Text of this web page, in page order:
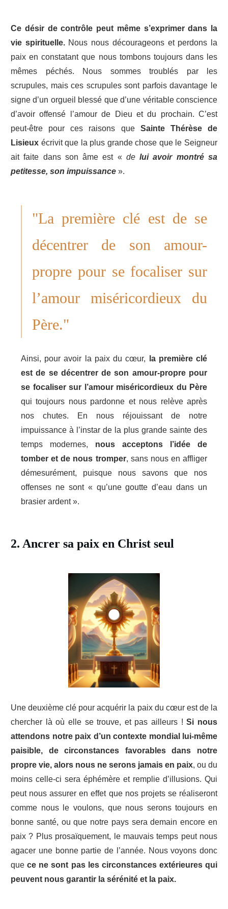
Ce désir de contrôle peut même s’exprimer dans la
vie spirituelle.Nous nous décourageons et perdons la
paix en constatant que nous tombons toujours dans les
mêmes péchés. Nous sommes troublés par les
scrupules, mais ces scrupules sont parfois davantage le
signe d’un orgueil blessé que d’une véritable conscience
d’avoir offensé l’amour de Dieu et du prochain. C’est
peut-être pour ces raisons que Sainte Thérèse de
Lisieux écrivit que la plus grande chose que le Seigneur
ait faite dans son âme est « delui avoir montré sa
petitesse, son impuissance ».
"La première clé est de se
décentrer de son amour-
propre pour se focaliser sur
l’amour miséricordieux du
Père."
Ainsi, pour avoir la paix du cœur,
la première clé
est de se décentrer de son amour-propre pour
se focaliser sur l’amour miséricordieux du Père
qui toujours nous pardonne et nous relève après
nos chutes. En nous réjouissant de notre
impuissance à l’instar de la plus grande sainte des
temps modernes, nous acceptons l’idée de
tomber et de nous tromper, sans nous en affliger
démesurément, puisque nous savons que nos
offenses ne sont « qu’une goutte d’eau dans un
brasier ardent ».
2. Ancrer sa paix en Christ seul
Une deuxième clé pour acquérir la paix du cœur est de la
chercher là où elle se trouve, et pas ailleurs !Si nous
attendons notre paix d’un contexte mondial lui-même
paisible, de circonstances favorables dans notre
propre vie, alors nous ne serons jamais en paix, ou du
moins celle-ci sera éphémère et remplie d’illusions. Qui
peut nous assurer en effet que nos projets se réaliseront
comme nous le voulons, que nous serons toujours en
bonne santé, ou que notre pays sera demain encore en
paix ? Plus prosaïquement, le mauvais temps peut nous
agacer une bonne partie de l’année. Nous voyons donc
quece ne sont pas les circonstances extérieures qui
peuvent nous garantir la sérénité et la paix.